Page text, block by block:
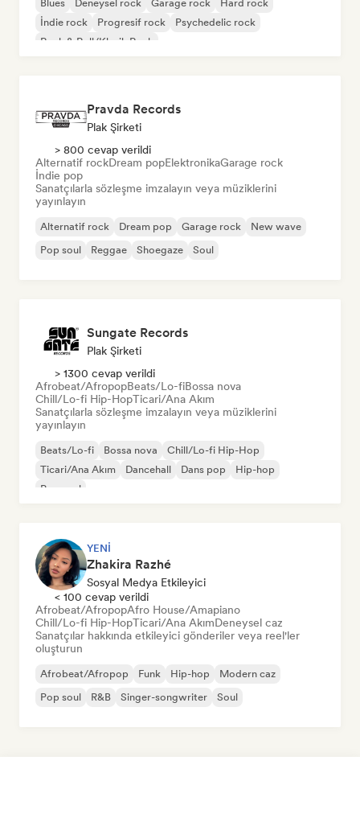
Blues Deneysel rock Garage rock
Hard rock
İndie rock
Progresif rock
Psychedelic rock
Rock & Roll/Klasik Rock
Pravda Records
Plak Şirketi
> 800 cevap verildi
Alternatif rockDream popElektronikaGarage rock
İndie pop
Sanatçılarla sözleşme imzalayın veya müziklerini
yayınlayın
Alternatif rock Dream pop Garage rock
New wave
Pop soul
Reggae Shoegaze Soul
Sungate Records
Plak Şirketi
> 1300 cevap verildi
Afrobeat/AfropopBeats/Lo-fiBossa nova
Chill/Lo-fi Hip-HopTicari/Ana Akım
Sanatçılarla sözleşme imzalayın veya müziklerini
yayınlayın
Beats/Lo-fi Bossa nova
Chill/Lo-fi Hip-Hop
Ticari/Ana Akım
Dancehall Dans pop
Hip-hop
Pop soul
YENI
Zhakira Razhé
Sosyal Medya Etkileyici
< 100 cevap verildi
Afrobeat/AfropopAfro House/Amapiano
Chill/Lo-fi Hip-HopTicari/Ana AkımDeneysel caz
Sanatçılar hakkında etkileyici gönderiler veya reel'ler
oluşturun
Afrobeat/Afropop Funk Hip-hop
Modern caz
Pop soul
R&B Singer-songwriter Soul